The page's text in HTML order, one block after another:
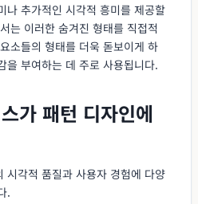
나 추가적인 시각적 흥미를 제공할
는 이러한 숨겨진 형태를 직접적
소들의 형태를 더욱 돋보이게 하
을 부여하는 데 주로 사용됩니다.
가 패턴 디자인에
시각적 품질과 사용자 경험에 다양
.